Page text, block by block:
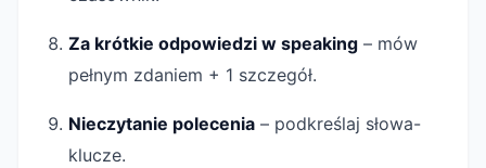
Za krótkie odpowiedzi w speaking– mów
pełnym zdaniem + 1 szczegół.
Nieczytanie polecenia– podkreślaj słowa-
klucze.